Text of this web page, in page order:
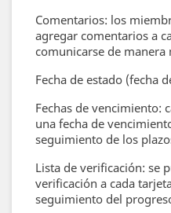
Comentarios: los
agregar comentarios a
comunicarse de manera
Fecha de estado (fecha
Fechas de vencimiento:
una fecha de
seguimiento de los
Lista de verificación: se
verificación a cada
seguimiento del